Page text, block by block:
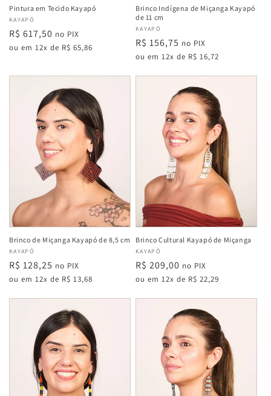
Pintura em Tecido Kayapó
Fabricante:
KAYAPÓ
Preço
normal
R$ 617,50 no PIX
ou em 12x de R$ 65,86
Brinco Indígena de Miçanga Kayapó
de 11 cm
Fabricante:
KAYAPÓ
Preço
normal
R$ 156,75 no PIX
ou em 12x de R$ 16,72
Brinco de Miçanga Kayapó de 8,5 cm
Fabricante:
KAYAPÓ
Preço
normal
R$ 128,25 no PIX
ou em 12x de R$ 13,68
Brinco Cultural Kayapó de Miçanga
Fabricante:
KAYAPÓ
Preço
normal
R$ 209,00 no PIX
ou em 12x de R$ 22,29